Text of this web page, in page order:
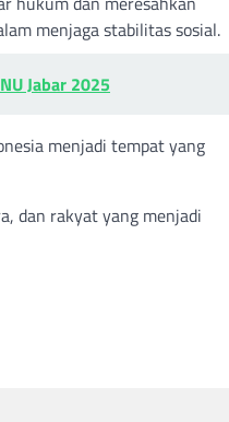
menjaga stabilitas sosial.
Jabar 2025
menjadi tempat yang
dan rakyat yang menjadi